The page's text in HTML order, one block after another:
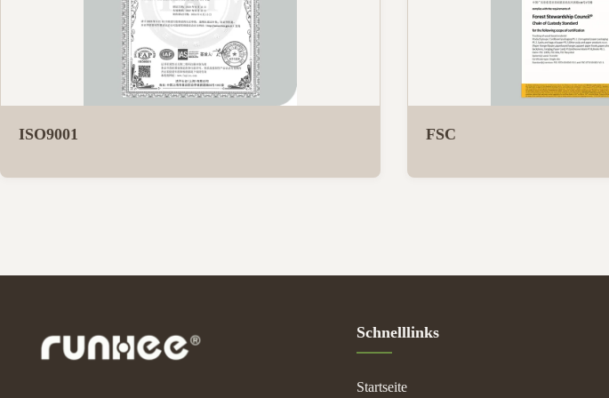
ISO9001 FSC
Schnelllinks
Startseite